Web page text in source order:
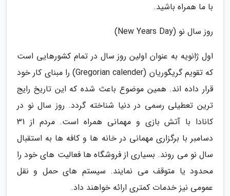
با ما همراه باشید.
روز سال نو (New Years Day)
اول ژانویه به عنوان اولین روز سال در تمام کشورهایی است
که تقویم گریگوریان (Gregorian calender) را مبنای کار خود
قرار داده اند. همین موضوع باعث شده که این تاریخ رایج
ترین تعطیلی رسمی در دنیا شناخته گردد. روز سال نو در
کانادا با آتش بازی و مهمانی همراه است. مردم از 31
دسامبر با برگزاری مهمانی در خانه ها و کافه ها به استقبال
سال نو می روند. بسیاری از فروشگاه ها فعالیت های خود را
محدود یا متوقف می نمایند. سیستم های حمل و نقل
عمومی نیز خدمات کمتری ارائه خواهند داد.